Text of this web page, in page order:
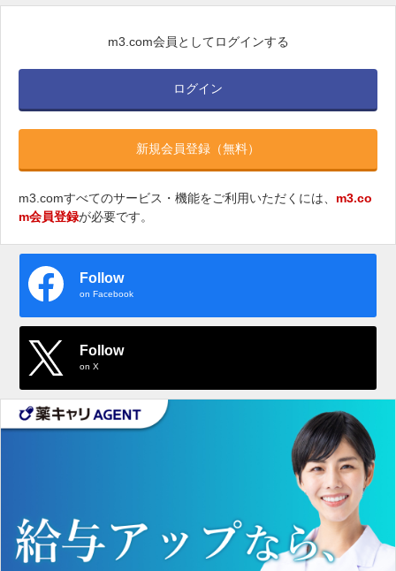
m3.com会員としてログインする
ログイン
新規会員登録（無料）
m3.comすべてのサービス・機能をご利用いただくには、 m3.co
m会員登録が必要です。
Follow
on Facebook
Follow
on X